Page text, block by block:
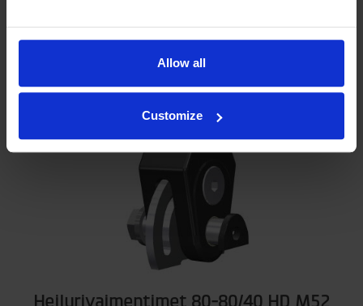
Allow all
Customize